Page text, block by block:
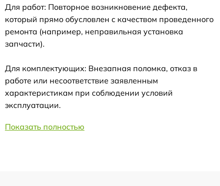
Для работ: Повторное возникновение дефекта,
который прямо обусловлен с качеством проведенного
ремонта (например, неправильная установка
запчасти).
Для комплектующих: Внезапная поломка, отказ в
работе или несоответствие заявленным
характеристикам при соблюдении условий
эксплуатации.
Показать полностью